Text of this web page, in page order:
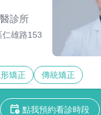
診所
雄路153
矯正 傳統矯正
點我預約看診時段